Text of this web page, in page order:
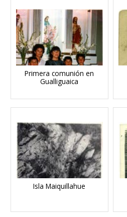
Primera comunión en
Gualliguaica
Isla Maiquillahue